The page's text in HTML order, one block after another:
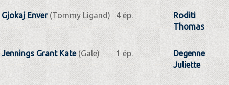
Gjokaj Enver(Tommy Ligand) 4 ép.
Roditi
Thomas
Jennings Grant Kate(Gale) 1 ép.
Degenne
Juliette